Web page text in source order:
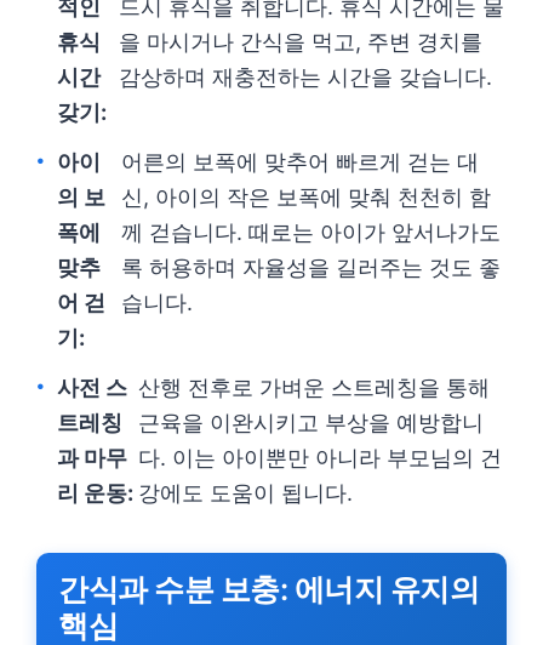
적인
휴식
시간
갖기:
드시 휴식을 취합니다. 휴식 시간에는 물
을 마시거나 간식을 먹고, 주변 경치를
감상하며 재충전하는 시간을 갖습니다.
아이
의 보
폭에
맞추
어 걷
기:
어른의 보폭에 맞추어 빠르게 걷는 대
신, 아이의 작은 보폭에 맞춰 천천히 함
께 걷습니다. 때로는 아이가 앞서나가도
록 허용하며 자율성을 길러주는 것도 좋
습니다.
사전 스
트레칭
과 마무
리 운동:
산행 전후로 가벼운 스트레칭을 통해
근육을 이완시키고 부상을 예방합니
다. 이는 아이뿐만 아니라 부모님의 건
강에도 도움이 됩니다.
간식과 수분 보충: 에너지 유지의
핵심